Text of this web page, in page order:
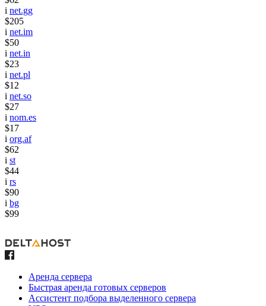
i net.gg
$205
i net.im
$50
i net.in
$23
i net.pl
$12
i net.so
$27
i nom.es
$17
i org.af
$62
i st
$44
i rs
$90
i bg
$99
Аренда сервера
Быстрая аренда готовых серверов
Ассистент подбора выделенного сервера